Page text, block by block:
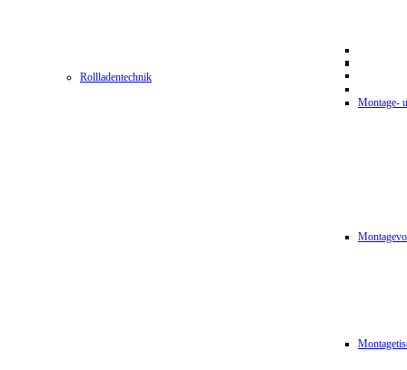
Rollladentechnik
Montage-